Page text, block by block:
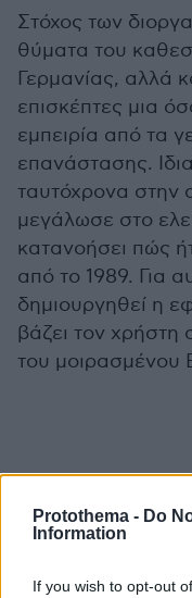
Protothema - Do
Information
If you wish to opt-out
Στόχος των
θύματα του
Γερμανίας, αλλά
επισκέπτες μια
εμπειρία από τα
επανάστασης.
ταυτόχρονα στην
μεγάλωσε στο
κατανοήσει πώς
από το 1989. Για
δημιουργηθεί η
βάζει τον χρήστη
του μοιρασμένου